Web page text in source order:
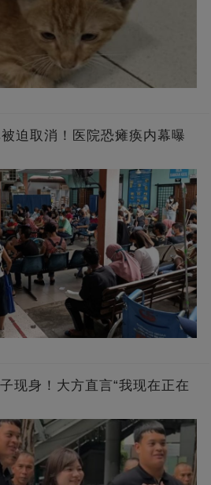
迫取消！医院恐瘫痪内幕曝
现身！大方直言“我现在正在